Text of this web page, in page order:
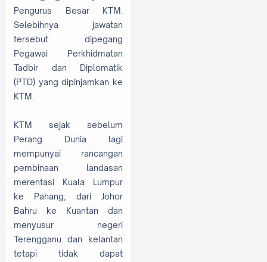
Pengurus Besar KTM.
Selebihnya jawatan
tersebut dipegang
Pegawai Perkhidmatan
Tadbir dan Diplomatik
(PTD) yang dipinjamkan ke
KTM.
KTM sejak sebelum
Perang Dunia lagi
mempunyai rancangan
pembinaan landasan
merentasi Kuala Lumpur
ke Pahang, dari Johor
Bahru ke Kuantan dan
menyusur negeri
Terengganu dan kelantan
tetapi tidak dapat